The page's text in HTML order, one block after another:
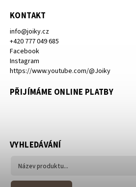
KONTAKT
info@joiky.cz
+420 777 049 685
Facebook
Instagram
https://www.youtube.com/@Joiky
PŘIJÍMÁME ONLINE PLATBY
VYHLEDÁVÁNÍ